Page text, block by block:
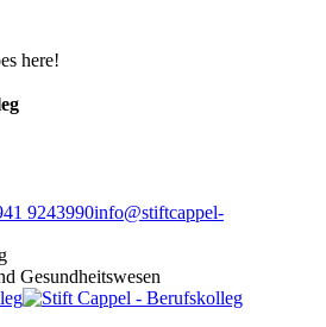
here!
9243990info@stiftcappel-
Gesundheitswesen